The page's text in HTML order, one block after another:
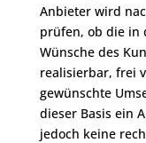
Anbieter wird
prüfen, ob die in
Wünsche des
realisierbar, frei
gewünschte
dieser Basis ein
jedoch keine